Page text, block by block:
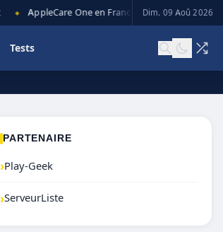
AppleCare One en France : prix, couverture et
Dim. 09 Aoû 2026
Tests
PARTENAIRE
›Play-Geek
›ServeurListe